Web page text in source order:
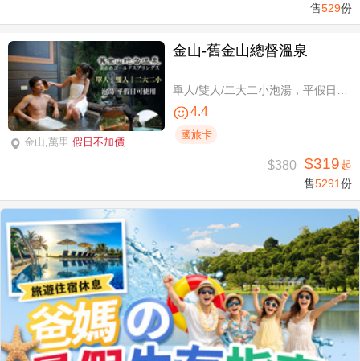
售529份
金山,萬里 假日不加價
金山-舊金山總督溫泉
4.4
國旅卡
$380 $319起
售5291份